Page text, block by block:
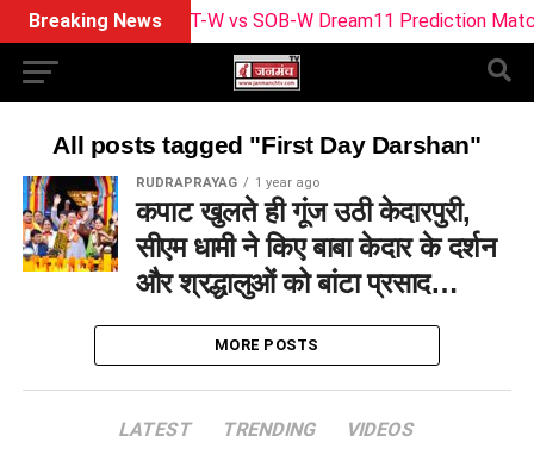
Breaking NewsTRT-W vs SOB-W Dream11 Prediction Match
All posts tagged "First Day Darshan"
RUDRAPRAYAG 1 year ago
कपाट खुलते ही गूंज उठी केदारपुरी,
सीएम धामी ने किए बाबा केदार के दर्शन
और श्रद्धालुओं को बांटा प्रसाद…
MORE POSTS
LATEST TRENDING VIDEOS